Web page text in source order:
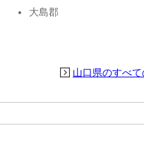
大島郡
山口県のすべ